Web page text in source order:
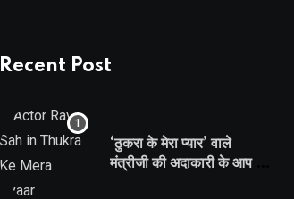
Recent Post
‘ठुकरा के मेरा प्यार’ वाले
मंत्रीजी की अदाकारी के आप भी